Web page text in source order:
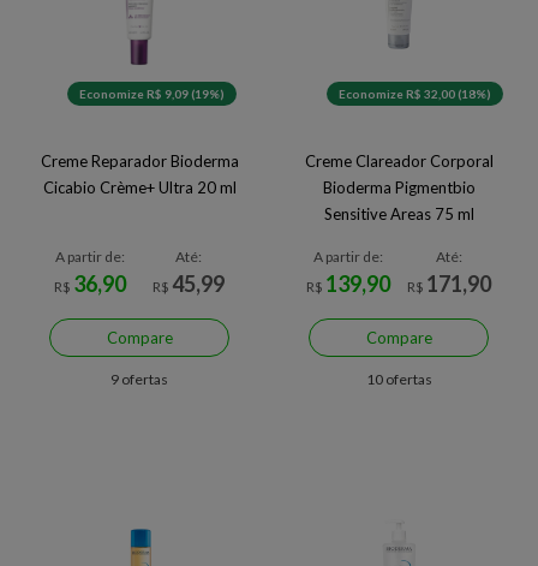
Economize R$ 9,09 (19%)
Creme Reparador Bioderma
Cicabio Crème+ Ultra 20 ml
A partir de:
R$ 36,90
Até:
R$ 45,99
Compare
9 ofertas
Economize R$ 32,00 (18%)
Creme Clareador Corporal
Bioderma Pigmentbio
Sensitive Areas 75 ml
A partir de:
R$ 139,90
Até:
R$ 171,90
Compare
10 ofertas